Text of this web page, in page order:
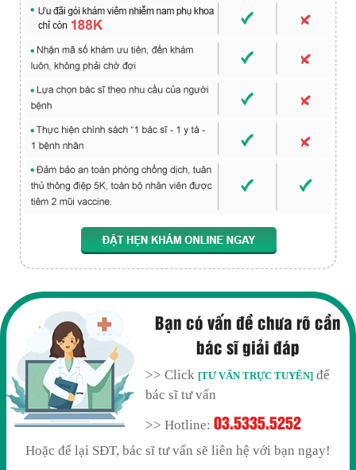
Bạn có vấn đề chưa rõ cần
bác sĩ giải đáp
>> Click [TƯ VẤN TRỰC TUYẾN] để
bác sĩ tư vấn
>> Hotline:03.5335.5252
Hoặc để lại SĐT, bác sĩ tư vấn sẽ liên hệ với bạn ngay!